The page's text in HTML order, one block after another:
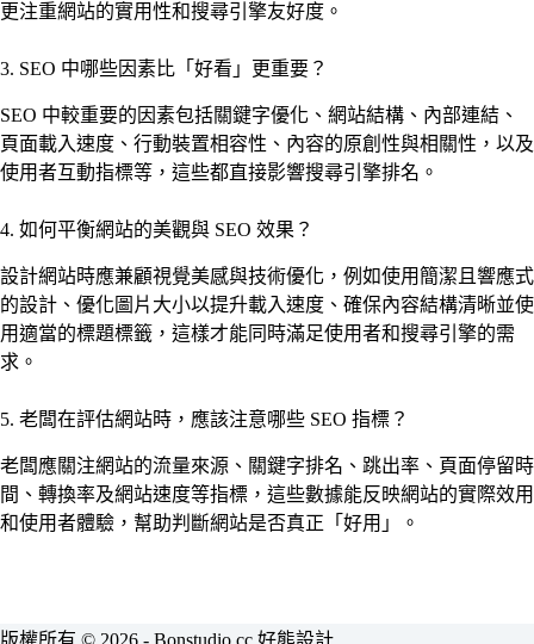
更注重網站的實用性和搜尋引擎友好度。
3. SEO 中哪些因素比「好看」更重要？
SEO 中較重要的因素包括關鍵字優化、網站結構、內部連結、
頁面載入速度、行動裝置相容性、內容的原創性與相關性，以及
使用者互動指標等，這些都直接影響搜尋引擎排名。
4. 如何平衡網站的美觀與 SEO 效果？
設計網站時應兼顧視覺美感與技術優化，例如使用簡潔且響應式
的設計、優化圖片大小以提升載入速度、確保內容結構清晰並使
用適當的標題標籤，這樣才能同時滿足使用者和搜尋引擎的需
求。
5. 老闆在評估網站時，應該注意哪些 SEO 指標？
老闆應關注網站的流量來源、關鍵字排名、跳出率、頁面停留時
間、轉換率及網站速度等指標，這些數據能反映網站的實際效用
和使用者體驗，幫助判斷網站是否真正「好用」。
版權所有 © 2026 - Bonstudio.cc 好熊設計